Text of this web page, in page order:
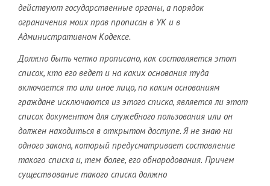
действуют государственные органы, а порядок
ограничения моих прав прописан в УК и в
Административном Кодексе.
Должно быть четко прописано, как составляется этот
список, кто его ведет и на каких основания туда
включается то или иное лицо, по каким основаниям
граждане исключаются из этого списка, является ли этот
список документом для служебного пользования или он
должен находиться в открытом доступе. Я не знаю ни
одного закона, который предусматривает составление
такого списка и, тем более, его обнародования. Причем
существование такого списка должно